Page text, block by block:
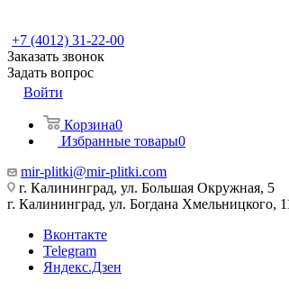
+7 (4012) 31-22-00
Заказать звонок
Задать вопрос
Войти
Корзина0
Избранные товары0
mir-plitki@mir-plitki.com
г. Калининград, ул. Большая Окружная, 5
г. Калининград, ул. Богдана Хмельницкого,
Вконтакте
Telegram
Яндекс.Дзен